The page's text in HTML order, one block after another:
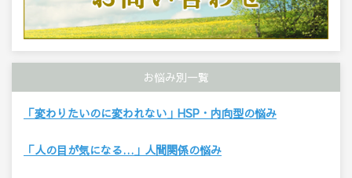
お悩み別一覧
「変わりたいのに変われない」HSP・内向型の悩み
「人の目が気になる…」人間関係の悩み